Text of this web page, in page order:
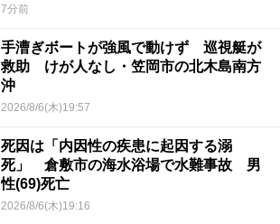
7分前
手漕ぎボートが強風で動けず 巡視艇が
救助 けが人なし・笠岡市の北木島南方
沖
2026/8/6(木)19:57
死因は「内因性の疾患に起因する溺
死」 倉敷市の海水浴場で水難事故 男
性(69)死亡
2026/8/6(木)19:16